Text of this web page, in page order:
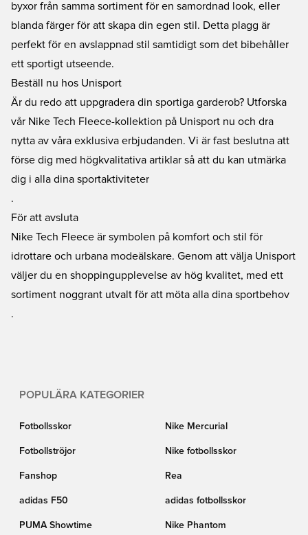
byxor från samma sortiment för en samordnad look, eller
blanda färger för att skapa din egen stil. Detta plagg är
perfekt för en avslappnad stil samtidigt som det bibehåller
ett sportigt utseende.
Beställ nu hos Unisport
Är du redo att uppgradera din sportiga garderob? Utforska
vår Nike Tech Fleece-kollektion på Unisport nu och dra
nytta av våra exklusiva erbjudanden. Vi är fast beslutna att
förse dig med högkvalitativa artiklar så att du kan utmärka
dig i alla dina sportaktiviteter
.
För att avsluta
Nike Tech Fleece är symbolen på komfort och stil för
idrottare och urbana modeälskare. Genom att välja Unisport
väljer du en shoppingupplevelse av hög kvalitet, med ett
sortiment noggrant utvalt för att möta alla dina sportbehov
.
POPULÄRA KATEGORIER
Fotbollsskor Nike Mercurial
Fotbollströjor Nike fotbollsskor
Fanshop Rea
adidas F50 adidas fotbollsskor
PUMA Showtime Nike Phantom